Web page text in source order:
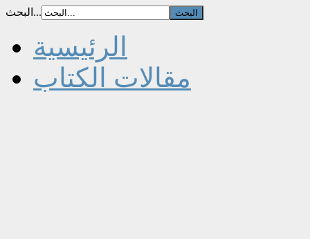
البحث...
الرئيسية
مقالات الكتاب